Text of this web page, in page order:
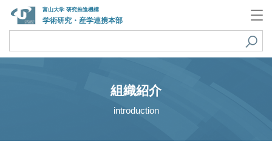
富山大学 研究推進機構
学術研究・産学連携本部
組織紹介
introduction